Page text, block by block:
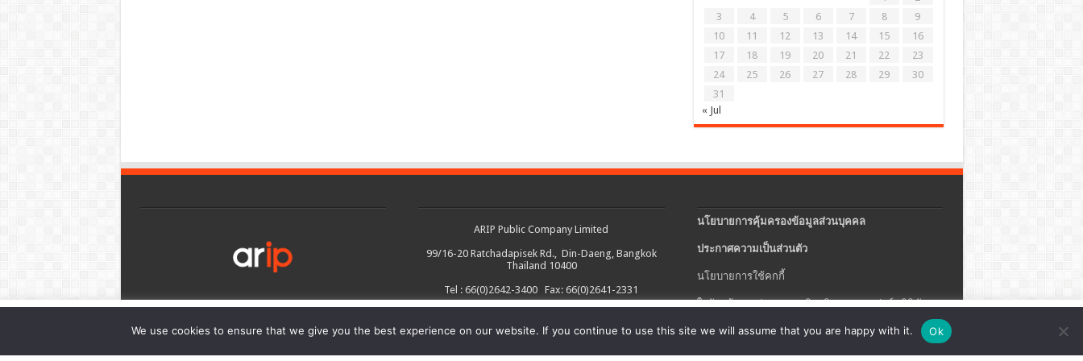
3
4 5 6 7 8
9
10
11 12 13 14 15
16
17
18 19 20 21 22
23
24
25 26 27 28 29
30
31
« Jul
ARIP Public Company Limited
99/16-20 Ratchadapisek Rd., Din-Daeng, Bangkok
Thailand 10400
Tel : 66(0)2642-3400 Fax: 66(0)2641-2331
นโยบายการคุ้มครองข้อมูลส่วนบุคคล
ประกาศความเป็นส่วนตัว
นโยบายการใช้คกกี้
ใบรับแจ้งการประกอบธุรกิจบริการแพลตฟอร์มดิจิทัล
นโยบายความปลอดภัยของข้อมูลสารสนเทศ
การนำเสนอเนื้อหาตรงตามความต้องการของท่าน โดยสามารถศึกษารายละเอียดเพิ่มเติมได้ใน นโยบายคุกกี้
We use cookies to ensure that we give you the best experience on our website. If you continue to use this site we will assume that you are happy with it. Ok